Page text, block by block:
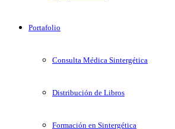
Portafolio
Consulta Médica Sintergética
Distribución de Libros
Formación en Sintergética